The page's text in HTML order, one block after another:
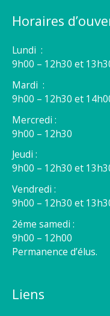
Horaires
Lundi :
9h00 – 12h30 et
Mardi :
9h00 – 12h30 et
Mercredi :
9h00 – 12h30
Jeudi :
9h00 – 12h30 et
Vendredi :
9h00 – 12h30 et
2éme samedi :
9h00 – 12h00
Permanence d’élus.
Liens